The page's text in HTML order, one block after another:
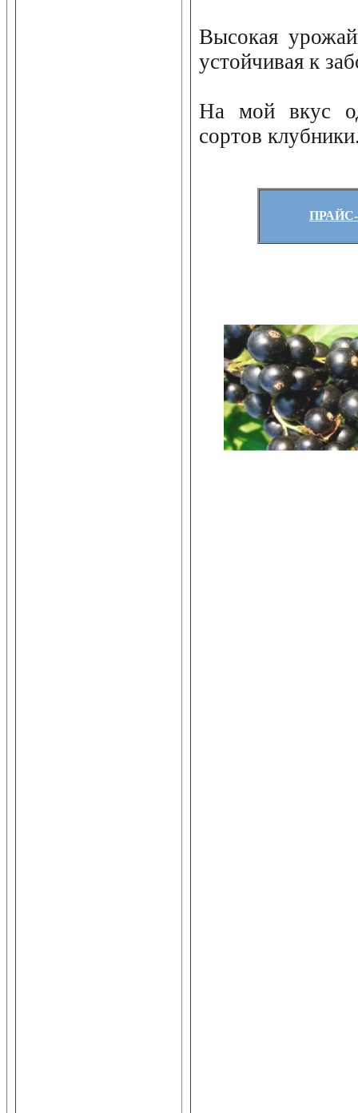
Высокая
устойчивая к
На мой вкус
сортов